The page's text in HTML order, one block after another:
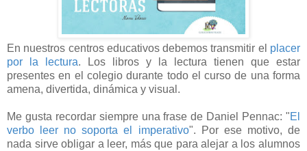
En nuestros centros educativos debemos transmitir el placer
por la lectura. Los libros y la lectura tienen que estar
presentes en el colegio durante todo el curso de una forma
amena, divertida, dinámica y visual.
Me gusta recordar siempre una frase de Daniel Pennac: "El
verbo leer no soporta el imperativo". Por ese motivo, de
nada sirve obligar a leer, más que para alejar a los alumnos